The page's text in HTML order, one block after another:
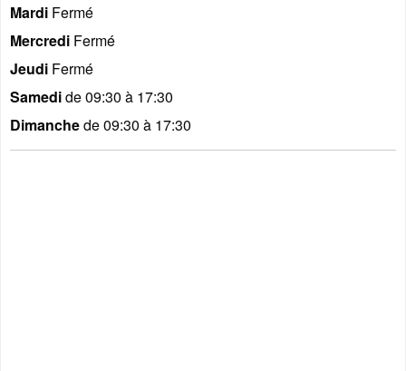
Mardi Fermé
Mercredi Fermé
Jeudi Fermé
Samedide 09:30 à 17:30
Dimanchede 09:30 à 17:30